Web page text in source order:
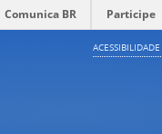
Comunica BR Participe
ACESSIBILIDADE